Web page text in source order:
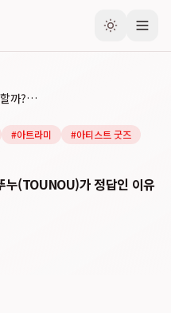
Wan 발매트, 어디서 사야 할까? 뚜누(TOUNOU)가 정답인 이유
#아트라미 #아티스트 굿즈
누(TOUNOU)가 정답인 이유